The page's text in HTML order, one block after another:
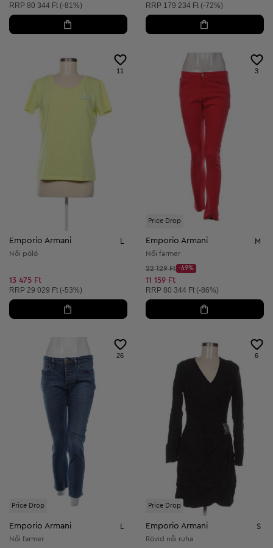
Ajánlott ár:
RRP 80 344 Ft (-81%) Ajánlott ár:
RRP 179 234 Ft (-72%)
11
Emporio Armani
Női póló
13 475 Ft
Ajánlott ár:
RRP 29 029 Ft (-53%)
Price Drop
3
Emporio Armani M
Női farmer
Kezdő ár:
22 129 Ft
Discount Price:
-49%
Csökkentett ár:
11 159 Ft
Ajánlott ár:
RRP 80 344 Ft (-86%)
Price Drop
26
Emporio Armani L
Női farmer
Price Drop
6
Emporio Armani S
Rövid női ruha